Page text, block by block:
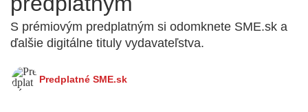
S prémiovým predplatným si odomknete SME.sk a
ďalšie digitálne tituly vydavateľstva.
Predplatné SME.sk